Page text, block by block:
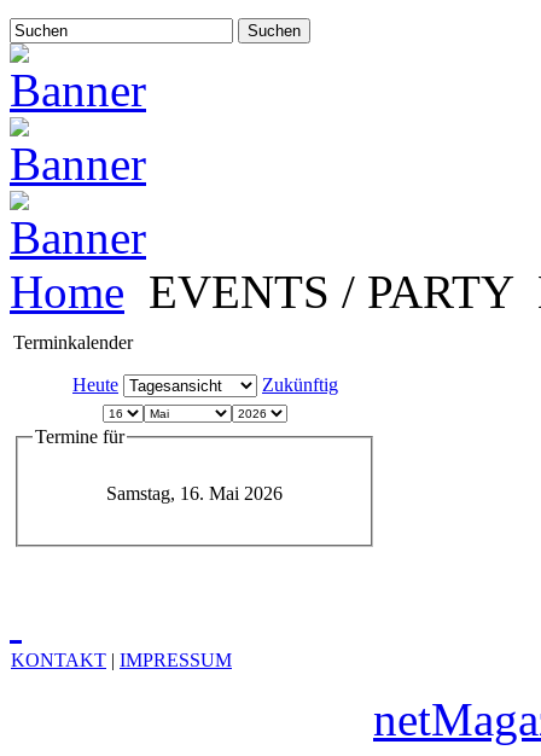
Suchen
Home EVENTS / PARTY
Terminkalender
Heute Zukünftig
Termine für
Samstag, 16. Mai 2026
KONTAKT | IMPRESSUM